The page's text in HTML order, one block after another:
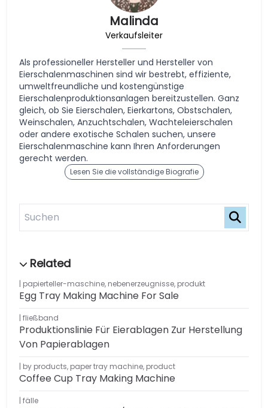
Malinda
Verkaufsleiter
Als professioneller Hersteller und Hersteller von
Eierschalenmaschinen sind wir bestrebt, effiziente,
umweltfreundliche und kostengünstige
Eierschalenproduktionsanlagen bereitzustellen. Ganz
gleich, ob Sie Eierschalen, Eierkartons, Obstschalen,
Weinschalen, Anzuchtschalen, Wachteleierschalen
oder andere exotische Schalen suchen, unsere
Eierschalenmaschine kann Ihren Anforderungen
gerecht werden.
Lesen Sie die vollständige Biografie
papierteller-maschine, nebenerzeugnisse, produkt
Egg Tray Making Machine For Sale
fließband
Produktionslinie Für Eierablagen Zur Herstellung
Von Papierablagen
by products, paper tray machine, product
Coffee Cup Tray Making Machine
fälle